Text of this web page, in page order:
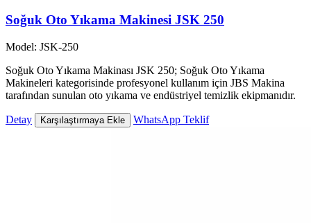
Soğuk Oto Yıkama Makinesi JSK 250
Model: JSK-250
Soğuk Oto Yıkama Makinası JSK 250; Soğuk Oto Yıkama
Makineleri kategorisinde profesyonel kullanım için JBS Makina
tarafından sunulan oto yıkama ve endüstriyel temizlik ekipmanıdır.
Detay Karşılaştırmaya Ekle WhatsApp Teklif